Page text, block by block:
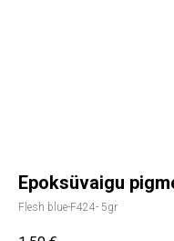
Epoksüvaigu
Flesh blue-F424- 5gr